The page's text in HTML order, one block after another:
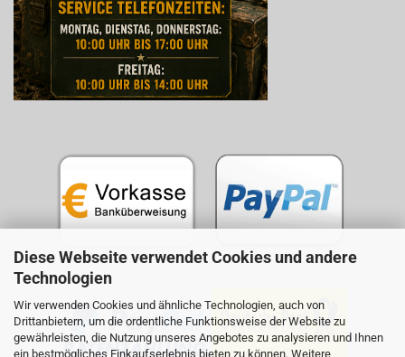
Diese Webseite verwendet Cookies und andere
Technologien
Wir verwenden Cookies und ähnliche Technologien, auch von
Drittanbietern, um die ordentliche Funktionsweise der Website zu
gewährleisten, die Nutzung unseres Angebotes zu analysieren und Ihnen
ein bestmögliches Einkaufserlebnis bieten zu können. Weitere